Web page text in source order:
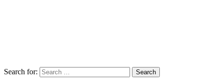
Search for: Search